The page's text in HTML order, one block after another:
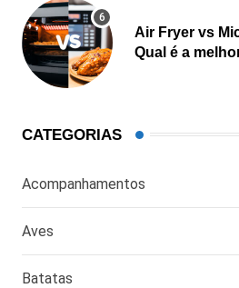
Air Fryer vs
Qual é a
CATEGORIAS
Acompanhamentos
Aves
Batatas